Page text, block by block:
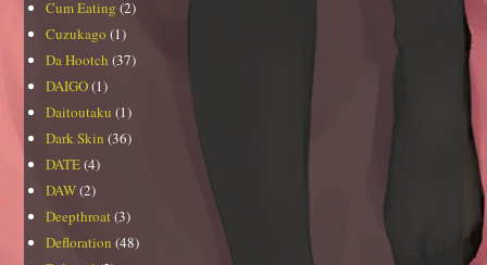
Cum Eating (2)
Cuzukago (1)
Da Hootch (37)
DAIGO(1)
Daitoutaku (1)
Dark Skin (36)
DATE(4)
DAW(2)
Deepthroat(3)
Defloration (48)